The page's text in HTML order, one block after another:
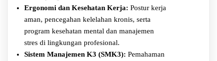
Ergonomi dan Kesehatan Kerja: Postur kerja
aman, pencegahan kelelahan kronis, serta
program kesehatan mental dan manajemen
stres di lingkungan profesional.
Sistem Manajemen K3 (SMK3): Pemahaman